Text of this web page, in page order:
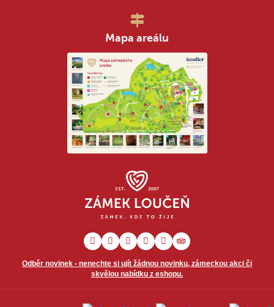
Odběr novinek - nenechte si ujít žádnou novinku, zámeckou akci či
skvělou nabídku z eshopu.
Mapa areálu